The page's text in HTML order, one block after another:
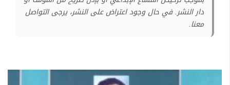
دار النشر. في حال وجود اعتراض على النشر، يرجى التواصل
معنا.